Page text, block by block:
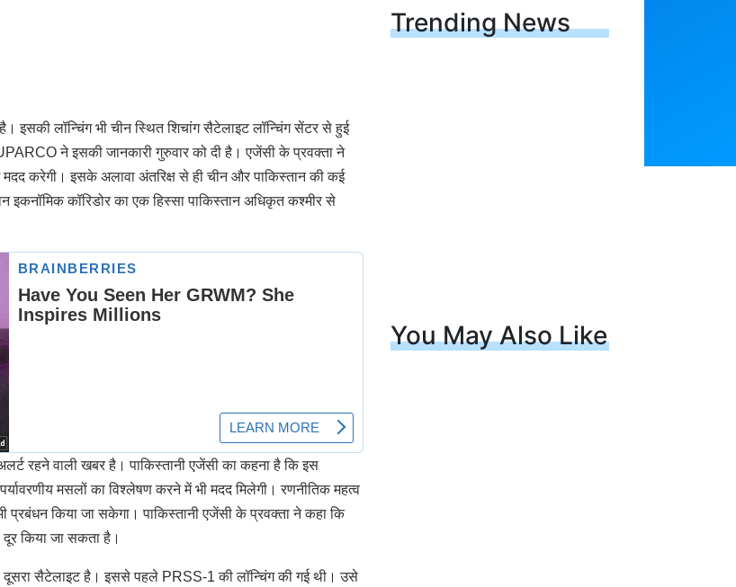
इसकी लॉन्चिंग भी चीन स्थित शिचांग सैटेलाइट लॉन्चिंग सेंटर से हुई
ने इसकी जानकारी गुरुवार को दी है। एजेंसी के प्रवक्ता ने
करेगी। इसके अलावा अंतरिक्ष से ही चीन और पाकिस्तान की कई
इकनॉमिक कॉरिडोर का एक हिस्सा पाकिस्तान अधिकृत कश्मीर से
रहने वाली खबर है। पाकिस्तानी एजेंसी का कहना है कि इस
मसलों का विश्लेषण करने में भी मदद मिलेगी। रणनीतिक महत्व
प्रबंधन किया जा सकेगा। पाकिस्तानी एजेंसी के प्रवक्ता ने कहा कि
किया जा सकता है।
दूसरा सैटेलाइट है। इससे पहले PRSS-1 की लॉन्चिंग की गई थी। उसे
Trending News
You May Also Like